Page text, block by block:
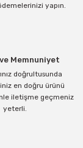
yapın.
Memnuniyet
doğrultusunda
en doğru ürünü
iletişme geçmeniz
yeterli.